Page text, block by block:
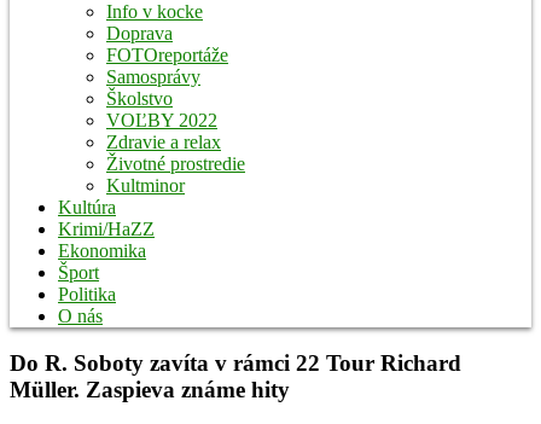
Info v kocke
Doprava
FOTOreportáže
Samosprávy
Školstvo
VOĽBY 2022
Zdravie a relax
Životné prostredie
Kultminor
Kultúra
Krimi/HaZZ
Ekonomika
Šport
Politika
O nás
Do R. Soboty zavíta v rámci 22 Tour Richard
Müller. Zaspieva známe hity